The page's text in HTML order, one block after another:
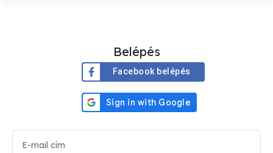
Belépés
Facebook belépés